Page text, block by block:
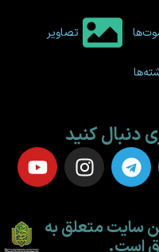
تصاویر
دنبال کنید
سایت متعلق به